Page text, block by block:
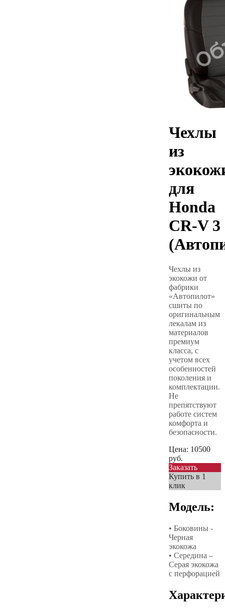
Чехлы
из
для
Honda
CR-V 3
Чехлы из
экокожи от
фабрики
«Автопилот»
сшиты по
оригинальным
лекалам из
материалов
премиум
класса, с
учетом всех
особенностей
поколения и
комплектации.
Не
препятствуют
работе систем
комфорта и
безопасности.
Цена: 10500
руб.
Заказать
Купить в 1
клик
Модель:
• Боковины -
Черная
экокожа
• Середина –
Серая экокожа
с перфорацией